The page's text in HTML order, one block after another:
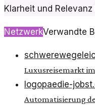
Klarheit und Relevanz
NetzwerkVerwandte
Luxusreisemarkt
logopaedie-
Automatisierung